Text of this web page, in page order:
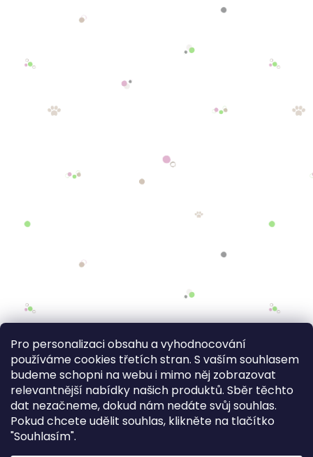
Pro personalizaci obsahu a vyhodnocování
používáme cookies třetích stran. S vaším souhlasem
budeme schopni na webu i mimo něj zobrazovat
relevantnější nabídky našich produktů. Sběr těchto
dat nezačneme, dokud nám nedáte svůj souhlas.
Pokud chcete udělit souhlas, klikněte na tlačítko
"Souhlasím".